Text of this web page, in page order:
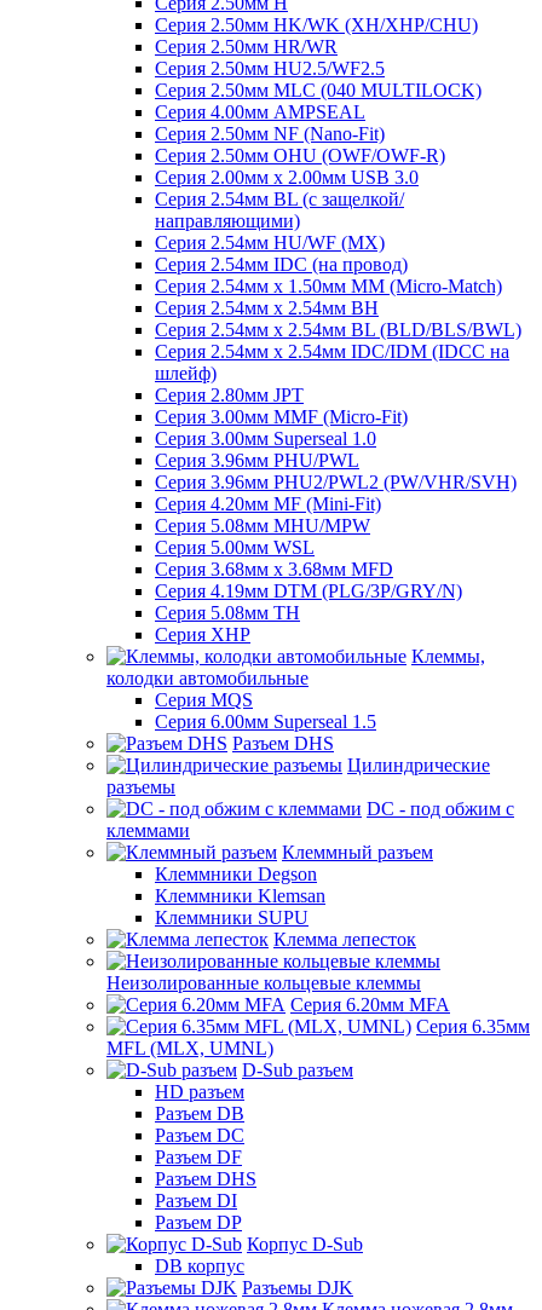
Серия 2.50мм HK/WK (XH/XHP/CHU)
Серия 2.50мм HR/WR
Серия 2.50мм HU2.5/WF2.5
Серия 2.50мм MLC (040 MULTILOCK)
Серия 4.00мм AMPSEAL
Серия 2.50мм NF (Nano-Fit)
Серия 2.50мм OHU (OWF/OWF-R)
Серия 2.00мм x 2.00мм USB 3.0
Серия 2.54мм BL (с защелкой/
направляющими)
Серия 2.54мм HU/WF (MX)
Серия 2.54мм IDC (на провод)
Серия 2.54мм х 1.50мм MM (Micro-Match)
Серия 2.54мм х 2.54мм BH
Серия 2.54мм х 2.54мм BL (BLD/BLS/BWL)
Серия 2.54мм х 2.54мм IDC/IDM (IDCC на
шлейф)
Серия 2.80мм JPT
Серия 3.00мм MMF (Micro-Fit)
Серия 3.00мм Superseal 1.0
Серия 3.96мм PHU/PWL
Серия 3.96мм PHU2/PWL2 (PW/VHR/SVH)
Серия 4.20мм MF (Mini-Fit)
Серия 5.08мм MHU/MPW
Серия 5.00мм WSL
Серия 3.68мм х 3.68мм MFD
Серия 4.19мм DTM (PLG/3P/GRY/N)
Серия 5.08мм TH
Серия XHP
Клеммы,
колодки автомобильные
Серия MQS
Серия 6.00мм Superseal 1.5
Разъем DHS
Цилиндрические
разъемы
DC - под обжим с
клеммами
Клеммный разъем
Клеммники Degson
Клеммники Klemsan
Клеммники SUPU
Клемма лепесток
Неизолированные кольцевые клеммы
Серия 6.20мм MFA
Серия 6.35мм
MFL (MLX, UMNL)
D-Sub разъем
HD разъем
Разъем DB
Разъем DC
Разъем DF
Разъем DHS
Разъем DI
Разъем DP
Корпус D-Sub
DB корпус
Разъемы DJK